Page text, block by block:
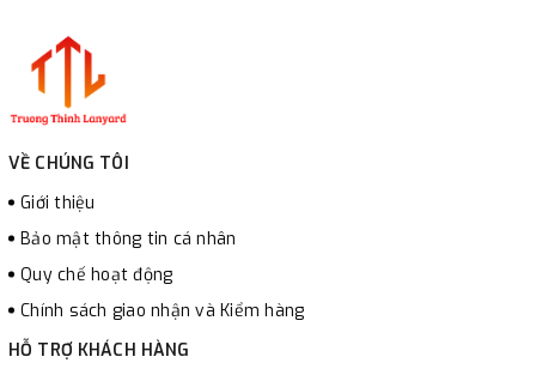
VỀ CHÚNG TÔI
Giới thiệu
Bảo mật thông tin cá nhân
Quy chế hoạt động
Chính sách giao nhận và Kiểm hàng
HỖ TRỢ KHÁCH HÀNG